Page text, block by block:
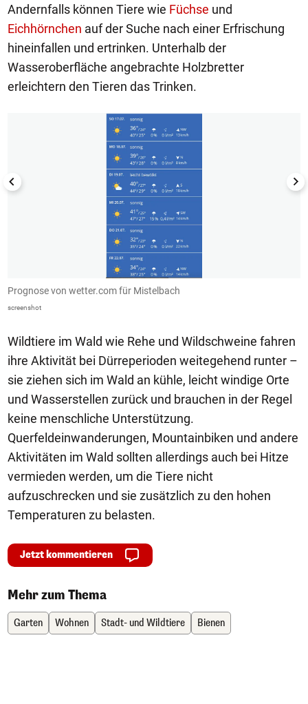
Andernfalls können Tiere wie Füchse und
Eichhörnchen auf der Suche nach einer Erfrischung
hineinfallen und ertrinken. Unterhalb der
Wasseroberfläche angebrachte Holzbretter
erleichtern den Tieren das Trinken.
1/4
Prognose von wetter.com für Mistelbach
screenshot
Wildtiere im Wald wie Rehe und Wildschweine fahren
ihre Aktivität bei Dürreperioden weitegehend runter –
sie ziehen sich im Wald an kühle, leicht windige Orte
und Wasserstellen zurück und brauchen in der Regel
keine menschliche Unterstützung.
Querfeldeinwanderungen, Mountainbiken und andere
Aktivitäten im Wald sollten allerdings auch bei Hitze
vermieden werden, um die Tiere nicht
aufzuschrecken und sie zusätzlich zu den hohen
Temperaturen zu belasten.
Jetzt kommentieren
Mehr zum Thema
Garten Wohnen Stadt- und Wildtiere Bienen